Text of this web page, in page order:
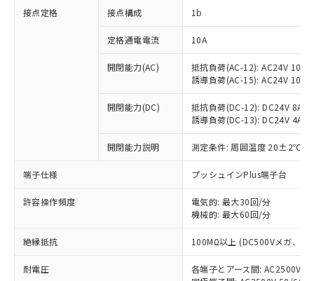
接点定格 接点構成 1b
定格通電電流 10A
開閉能力(AC)
抵抗負荷(AC-12): AC24V 10A/
誘導負荷(AC-15): AC24V
開閉能力(DC)
抵抗負荷(DC-12): DC24V 8A/
誘導負荷(DC-13): DC24V 4A/
開閉能力説明 測定条件: 周囲温度 20±2℃、
端子仕様 プッシュインPlus端子台
許容操作頻度
電気的: 最大30回/分
機械的: 最大60回/分
絶縁抵抗 100MΩ以上 (DC500Vメガ、点
耐電圧
各端子とアース間: AC2500V
ご利用条件
以下の条件をお読みいただき、同意のうえ
本サービスは、当社制御機器事業取扱
商品の当社在庫状況および標準価格
(税抜)を提供させていただくもので
当社制御機器事業取扱商品の中には、
本サービスの対象外となる商品もある
ことをご了承ください。
在庫状況および標準価格照会結果は、
記載している更新日時点での社内デー
タに基づき作成されるものであり、閲
準価格とは異なる場合があることをご
対応予定：EU RoHS指令（10物質）の非含
有に対応した製品に切り替える予定のある
対応予定なし：EU RoHS指令（10物質）の
非含有に非対応の商品で、対応品を出す予
調査・確認中：EU RoHS指令（10物質）の
非含有の対応状況を調査中または確認中の
非該当品：ライセンス料など無形物で、有
害物質有無と関係のない商品です。
仕入先様の事情により、非含有部品として
いたものが、含有品と判明した場合などや
むを得ず変更することがあります。
*EU RoHS指令（10物質）：
鉛(Pb) 1000ppm以下、 水銀(Hg) 1000ppm以下、 カド
六価クロム(Cr(Ⅵ)) 1000ppm以下、ポリ臭化ビフェニル
「○」：最大均質材料含有率が中国RoHSの
基準値以下であることを示します。
「×」：最大均質材料含有率が中国RoHSの
基準値を超えていることを示します。
「－」：未確認です。当社販売部門へお問
当社は、これら貴社製品のうち、外国
為替および外国貿易法に定める商品
（以下｢規制貨物等」という）を輸出
または国外への提供する場合は、日本
国政府の輸出許可(または役務取引許
可)を取得するなどの必要な手続きを